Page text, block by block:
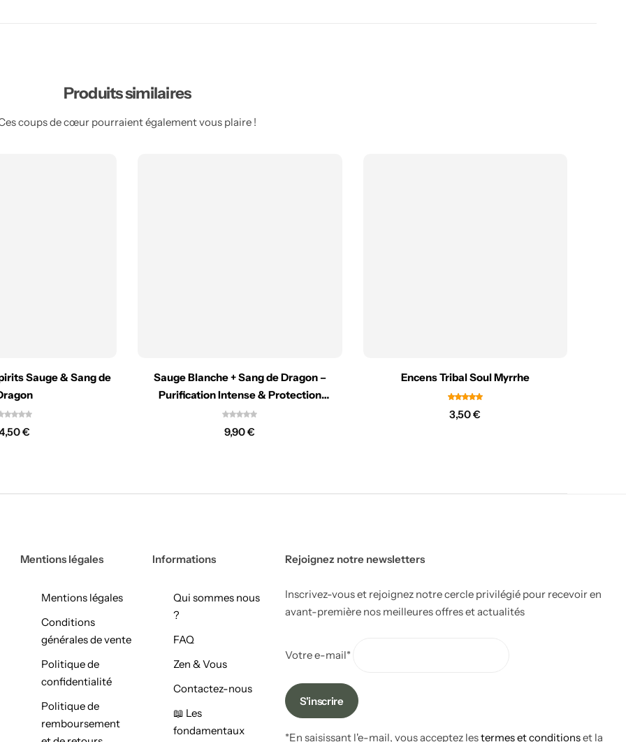
Produits similaires
coups de cœur pourraient également vous plaire !
Sauge & Sang de
€
Sauge Blanche + Sang de Dragon –
Purification Intense & Protection
Énergétique
9,90€
Encens Tribal Soul Myrrhe
3,50€
Mentions légales
Mentions légales
Conditions
générales de vente
Politique de
confidentialité
Politique de
remboursement
Informations
Qui sommes nous
?
FAQ
Zen & Vous
Contactez-nous
📖 Les
fondamentaux
Rejoignez notre newsletters
Inscrivez-vous et rejoignez notre cercle privilégié pour recevoir en
avant-première nos meilleures offres et actualités
Votre e-mail*
*En saisissant l'e-mail, vous acceptez lestermes et conditionset la